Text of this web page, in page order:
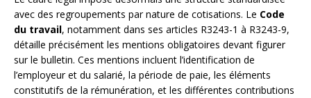
avec des regroupements par nature de cotisations. Le Code
du travail, notamment dans ses articles R3243-1 à R3243-9,
détaille précisément les mentions obligatoires devant figurer
sur le bulletin. Ces mentions incluent l’identification de
l’employeur et du salarié, la période de paie, les éléments
constitutifs de la rémunération, et les différentes contributions